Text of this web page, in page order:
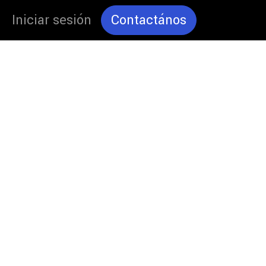
Iniciar sesión Contactános